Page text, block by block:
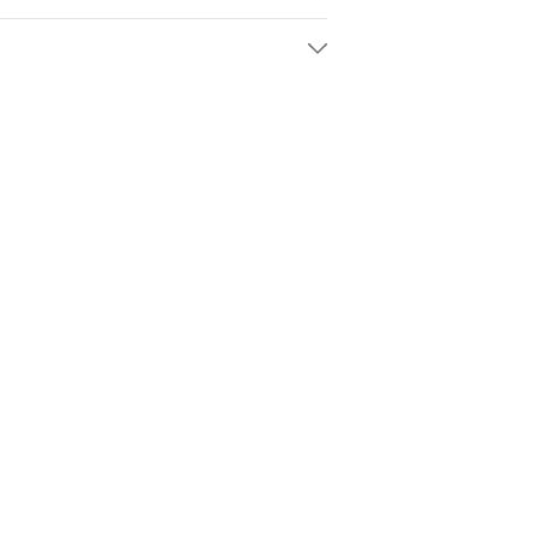
отлично впишется в любой
до современного. Идеальная